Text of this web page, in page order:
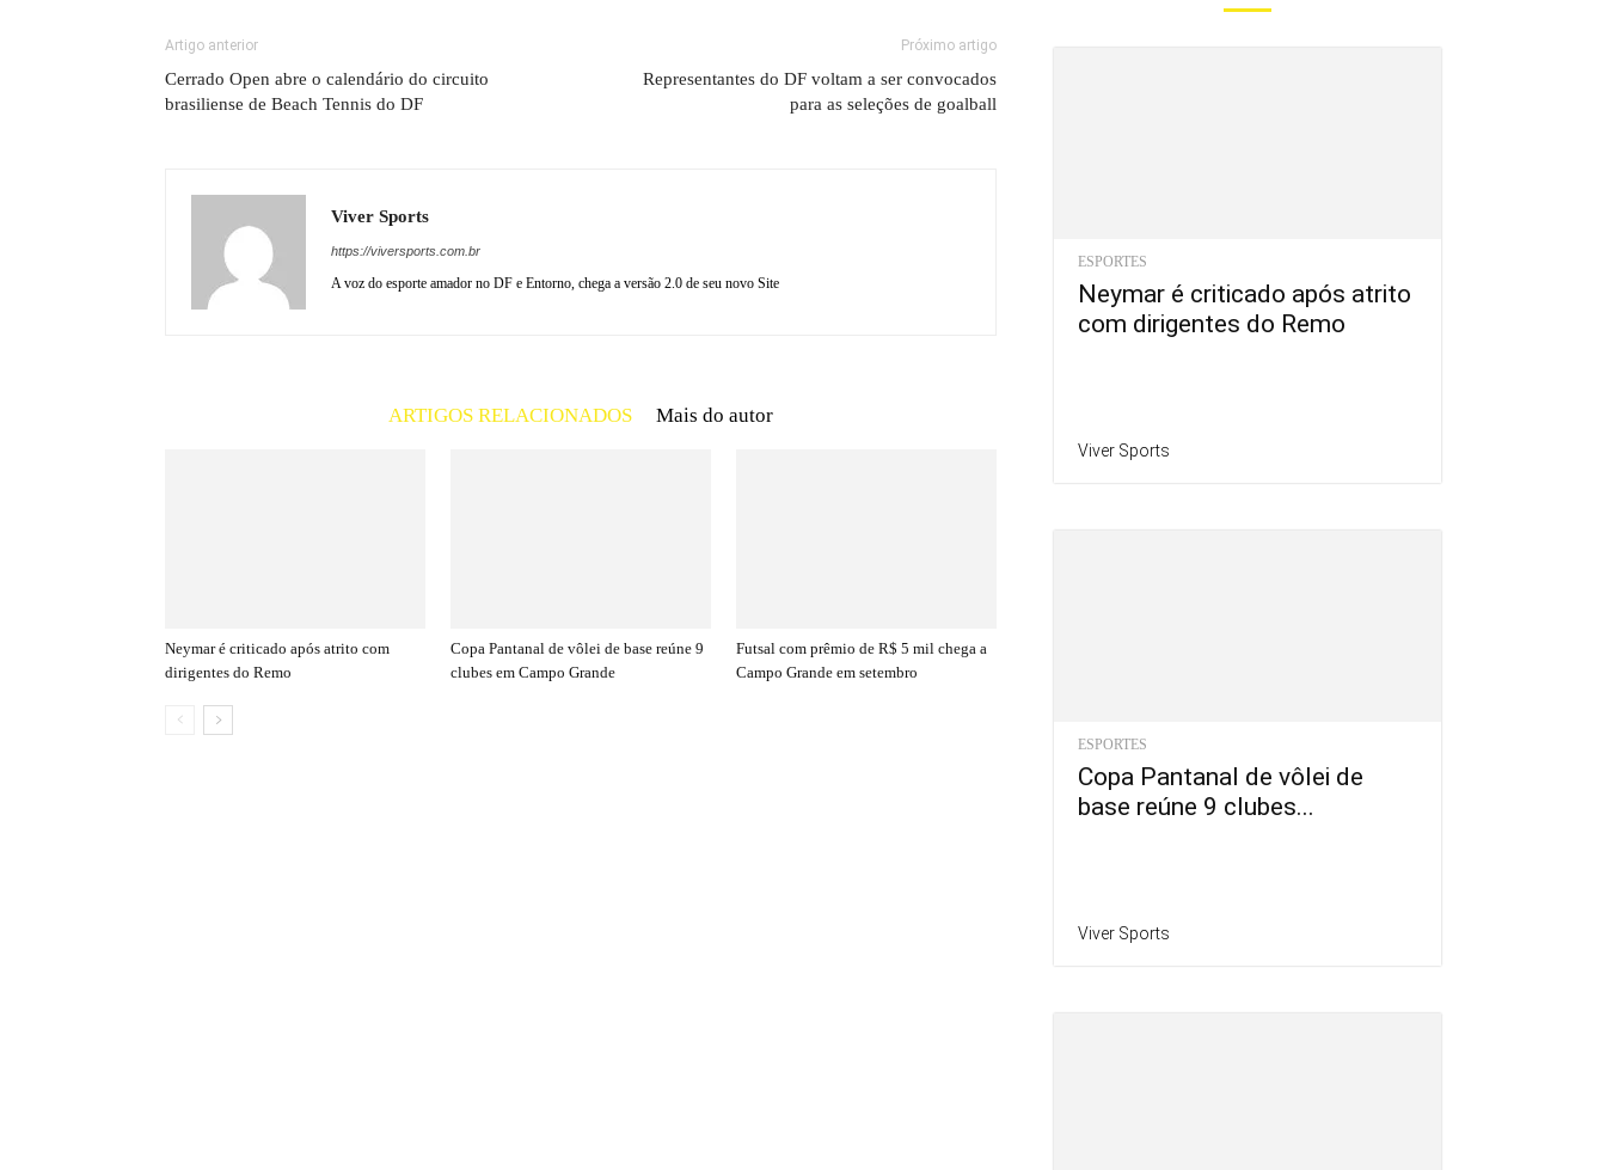
Artigo anterior
Cerrado Open abre o calendário do circuito
brasiliense de Beach Tennis do DF
Próximo artigo
Representantes do DF voltam a ser convocados
para as seleções de goalball
Viver Sports
https://viversports.com.br
A voz do esporte amador no DF e Entorno, chega a versão 2.0 de seu novo Site
ARTIGOS RELACIONADOS Mais do autor
Neymar é criticado após atrito com
dirigentes do Remo
Copa Pantanal de vôlei de base reúne 9
clubes em Campo Grande
Futsal com prêmio de R$ 5 mil chega a
Campo Grande em setembro
ESPORTES
Neymar é criticado após atrito
com dirigentes do Remo
Viver Sports
ESPORTES
Copa Pantanal de vôlei de
base reúne 9 clubes...
Viver Sports